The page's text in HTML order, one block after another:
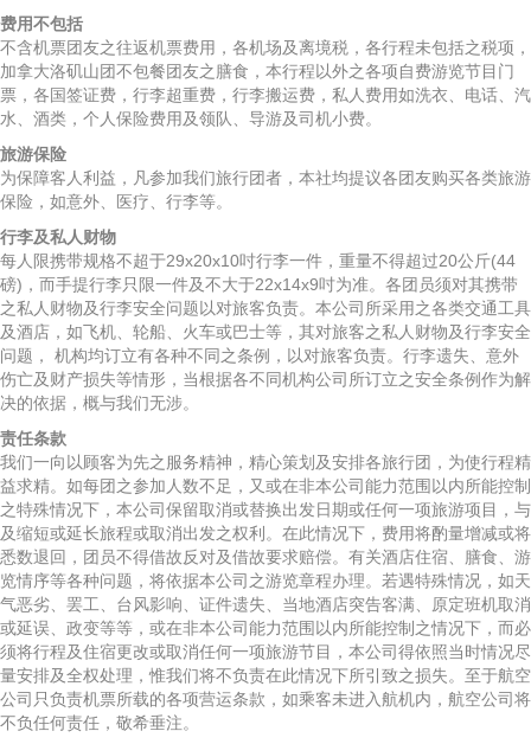
费用不包括
不含机票团友之往返机票费用，各机场及离境税，各行程未包括之税项，
加拿大洛矶山团不包餐团友之膳食，本行程以外之各项自费游览节目门
票，各国签证费，行李超重费，行李搬运费，私人费用如洗衣、电话、汽
水、酒类，个人保险费用及领队、导游及司机小费。
旅游保险
为保障客人利益，凡参加我们旅行团者，本社均提议各团友购买各类旅游
保险，如意外、医疗、行李等。
行李及私人财物
每人限携带规格不超于29x20x10吋行李一件，重量不得超过20公斤(44
磅)，而手提行李只限一件及不大于22x14x9吋为准。各团员须对其携带
之私人财物及行李安全问题以对旅客负责。本公司所采用之各类交通工具
及酒店，如飞机、轮船、火车或巴士等，其对旅客之私人财物及行李安全
问题， 机构均订立有各种不同之条例，以对旅客负责。行李遗失、意外
伤亡及财产损失等情形，当根据各不同机构公司所订立之安全条例作为解
决的依据，概与我们无涉。
责任条款
我们一向以顾客为先之服务精神，精心策划及安排各旅行团，为使行程精
益求精。如每团之参加人数不足，又或在非本公司能力范围以内所能控制
之特殊情况下，本公司保留取消或替换出发日期或任何一项旅游项目，与
及缩短或延长旅程或取消出发之权利。在此情况下，费用将酌量增减或将
悉数退回，团员不得借故反对及借故要求赔偿。有关酒店住宿、膳食、游
览情序等各种问题，将依据本公司之游览章程办理。若遇特殊情况，如天
气恶劣、罢工、台风影响、证件遗失、当地酒店突告客满、原定班机取消
或延误、政变等等，或在非本公司能力范围以内所能控制之情况下，而必
须将行程及住宿更改或取消任何一项旅游节目，本公司得依照当时情况尽
量安排及全权处理，惟我们将不负责在此情况下所引致之损失。至于航空
公司只负责机票所载的各项营运条款，如乘客未进入航机内，航空公司将
不负任何责任，敬希垂注。